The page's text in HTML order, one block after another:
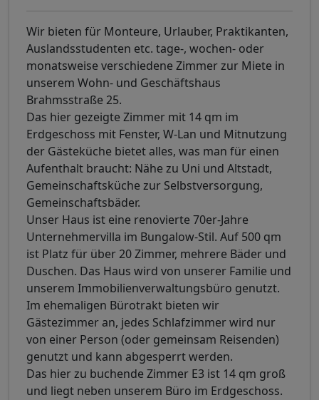
Wir bieten für Monteure, Urlauber, Praktikanten,
Auslandsstudenten etc. tage-, wochen- oder
monatsweise verschiedene Zimmer zur Miete in
unserem Wohn- und Geschäftshaus
Brahmsstraße 25.
Das hier gezeigte Zimmer mit 14 qm im
Erdgeschoss mit Fenster, W-Lan und Mitnutzung
der Gästeküche bietet alles, was man für einen
Aufenthalt braucht: Nähe zu Uni und Altstadt,
Gemeinschaftsküche zur Selbstversorgung,
Gemeinschaftsbäder.
Unser Haus ist eine renovierte 70er-Jahre
Unternehmervilla im Bungalow-Stil. Auf 500 qm
ist Platz für über 20 Zimmer, mehrere Bäder und
Duschen. Das Haus wird von unserer Familie und
unserem Immobilienverwaltungsbüro genutzt.
Im ehemaligen Bürotrakt bieten wir
Gästezimmer an, jedes Schlafzimmer wird nur
von einer Person (oder gemeinsam Reisenden)
genutzt und kann abgesperrt werden.
Das hier zu buchende Zimmer E3 ist 14 qm groß
und liegt neben unserem Büro im Erdgeschoss.